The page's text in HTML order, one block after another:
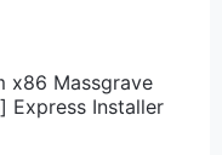
x86 Massgrave
Express Installer